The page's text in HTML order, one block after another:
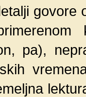
govore
pa),